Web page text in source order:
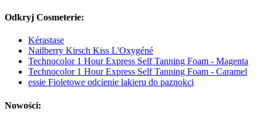
Odkryj Cosmeterie:
Kérastase
Nailberry Kirsch Kiss L'Oxygéné
Technocolor 1 Hour Express Self Tanning Foam - Magenta
Technocolor 1 Hour Express Self Tanning Foam - Caramel
essie Fioletowe odcienie lakieru do paznokci
Nowości: